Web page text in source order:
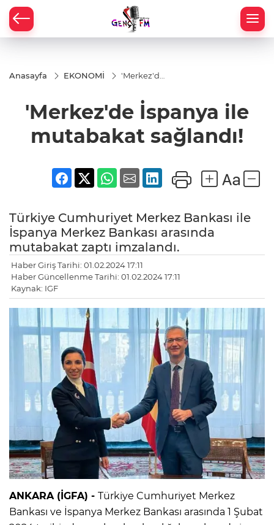
Anasayfa EKONOMİ
'Merkez'de
sağlandı!
'Merkez'de İspanya ile
mutabakat sağlandı!
Türkiye Cumhuriyet Merkez Bankası ile
İspanya Merkez Bankası arasında
mutabakat zaptı imzalandı.
Haber Giriş Tarihi: 01.02.2024 17:11
Haber Güncellenme Tarihi: 01.02.2024 17:11
Kaynak: IGF
ANKARA (İGFA) - Türkiye Cumhuriyet Merkez
Bankası ve İspanya Merkez Bankası arasında 1 Şubat